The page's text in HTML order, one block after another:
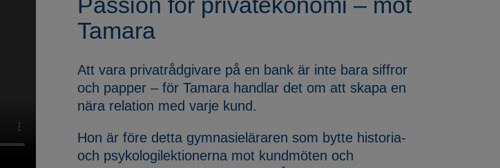
Tamara
Att vara privatrådgivare på en bank är inte bara siffror
och papper – för Tamara handlar det om att skapa en
nära relation med varje kund.
Hon är före detta gymnasieläraren som bytte historia-
och psykologilektionerna mot kundmöten och